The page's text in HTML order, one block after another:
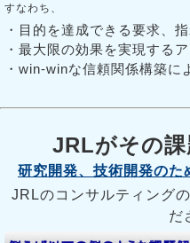
すなわち、
・目的を達成できる要求、
・最大限の効果を実現する
・win-winな信頼関係構築に
JRLがその
研究開発、技術開発のた
JRLのコンサルティング
だ